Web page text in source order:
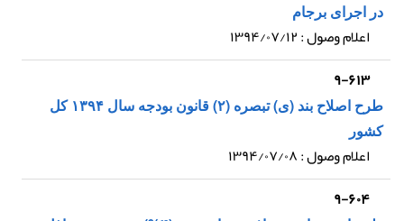
در اجرای برجام
اعلام وصول : ۱۳۹۴/۰۷/۱۲
۹-۶۱۳
طرح اصلاح بند (ی) تبصره (۲) قانون بودجه سال ۱۳۹۴ کل
کشور
اعلام وصول : ۱۳۹۴/۰۷/۰۸
۹-۶۰۴